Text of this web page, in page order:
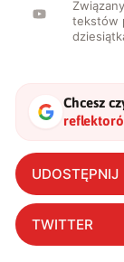
tekstów
Chcesz
Teraz
UDOSTĘPNIJ
TWITTER